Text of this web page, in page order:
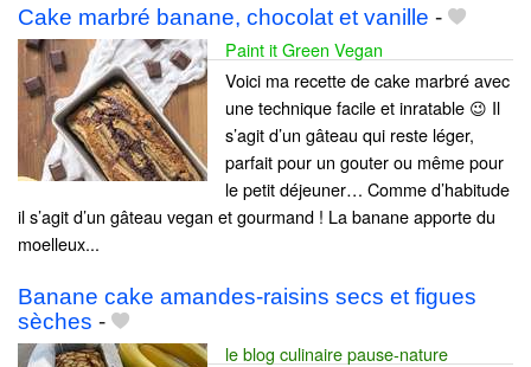
Cake marbré banane, chocolat et vanille -
Paint it Green Vegan
Voici ma recette de cake marbré avec
une technique facile et inratable 😉 Il
s’agit d’un gâteau qui reste léger,
parfait pour un gouter ou même pour
le petit déjeuner… Comme d’habitude
il s’agit d’un gâteau vegan et gourmand ! La banane apporte du
moelleux...
Banane cake amandes-raisins secs et figues
sèches -
le blog culinaire pause-nature